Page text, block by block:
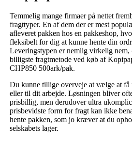
Temmelig mange firmaer på nettet
fragttyper. En af dem der er mest
afleveret pakken hos en pakkeshop,
fleksibelt for dig at kunne hente din
Leveringstypen er nemlig virkelig nem,
billigste fragtmetode ved køb af
CHP850 500ark/pak.
Du kunne tillige overveje at vælge at få
eller til dit arbejde. Løsningen bliver
prisbillig, men derudover ultra
prisbevidste form for fragt kan ikke
hente pakken, som jo kræver at du
selskabets lager.